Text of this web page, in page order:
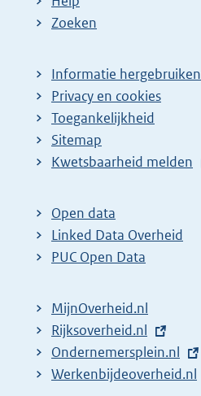
Zoeken
Informatie hergebruiken
Privacy en cookies
Toegankelijkheid
Sitemap
E
t
e
r
l
i
n
k
Kwetsbaarheid melden
Open data
Linked Data Overheid
PUC Open Data
MijnOverheid.nl
E
x
t
Rijksoverheid.nl
E
x
Ondernemersplein.nl
E
Werkenbijdeoverheid.nl